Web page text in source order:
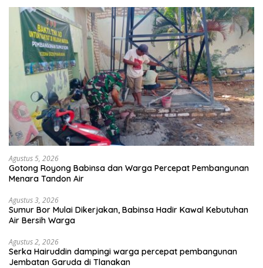
Agustus 5, 2026
Gotong Royong Babinsa dan Warga Percepat Pembangunan
Menara Tandon Air
Agustus 3, 2026
Sumur Bor Mulai Dikerjakan, Babinsa Hadir Kawal Kebutuhan
Air Bersih Warga
Agustus 2, 2026
Serka Hairuddin dampingi warga percepat pembangunan
Jembatan Garuda di Tlanakan